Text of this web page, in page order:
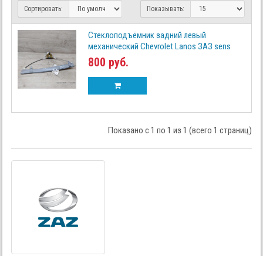
Сортировать: Показывать:
Стеклоподъёмник задний левый
механический Chevrolet Lanos ЗАЗ sens
800 руб.
Показано с 1 по 1 из 1 (всего 1 страниц)